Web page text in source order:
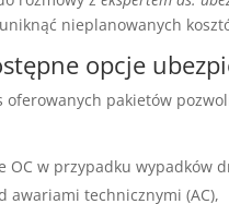
nieplanowanych
opcje
oferowanych pakietów
OC w przypadku wypadków
awariami technicznymi (AC),